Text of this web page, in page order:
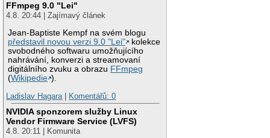
FFmpeg 9.0 "Lei"
4.8. 20:44 | Zajímavý článek
Jean-Baptiste Kempf na svém blogu
představil novou verzi 9.0 "Lei"
kolekce
svobodného softwaru umožňujícího
nahrávání, konverzi a streamovaní
digitálního zvuku a obrazu FFmpeg
(Wikipedie ).
Ladislav Hagara
Komentářů: 0
NVIDIA sponzorem služby Linux
Vendor Firmware Service (LVFS)
4.8. 20:11 | Komunita